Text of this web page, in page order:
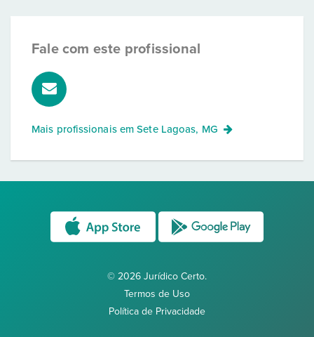
Fale com este profissional
Mais profissionais emSete Lagoas, MG
© 2026 Jurídico Certo.
Termos de Uso
Política de Privacidade